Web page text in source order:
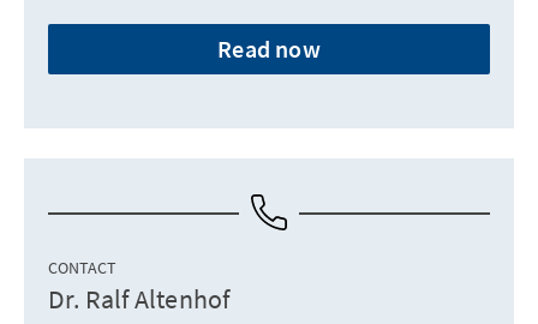
Read now
CONTACT
Dr. Ralf Altenhof